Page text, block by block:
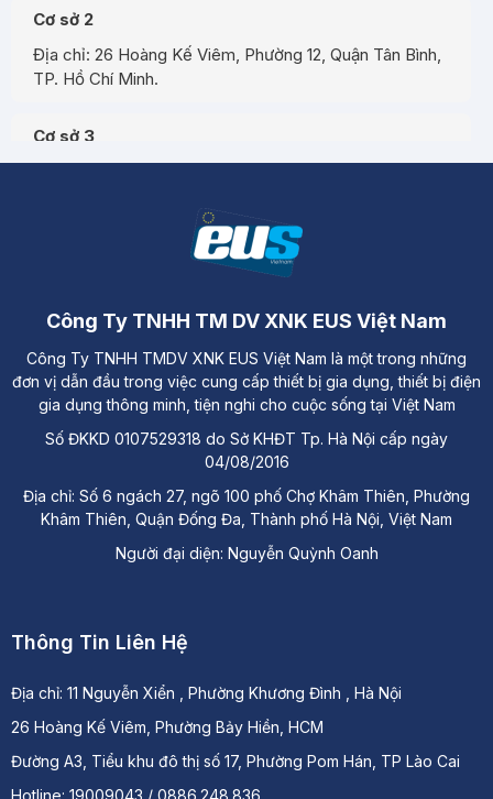
Cơ sở 2
Địa chỉ: 26 Hoàng Kế Viêm, Phường 12, Quận Tân Bình,
TP. Hồ Chí Minh.
Cơ sở 3
Thông Tin Liên Hệ
Địa chỉ: 11 Nguyễn Xiển , Phường Khương Đình , Hà Nội
26 Hoàng Kế Viêm, Phường Bảy Hiền, HCM
Đường A3, Tiểu khu đô thị số 17, Phường Pom Hán, TP Lào Cai
Hotline: 19009043 / 0886.248.836
Công Ty TNHH TM DV XNK EUS Việt Nam
Công Ty TNHH TMDV XNK EUS Việt Nam là một trong những
đơn vị dẫn đầu trong việc cung cấp thiết bị gia dụng, thiết bị điện
gia dụng thông minh, tiện nghi cho cuộc sống tại Việt Nam
Số ĐKKD 0107529318 do Sở KHĐT Tp. Hà Nội cấp ngày
04/08/2016
Địa chỉ: Số 6 ngách 27, ngõ 100 phố Chợ Khâm Thiên, Phường
Khâm Thiên, Quận Đống Đa, Thành phố Hà Nội, Việt Nam
Người đại diện: Nguyễn Quỳnh Oanh